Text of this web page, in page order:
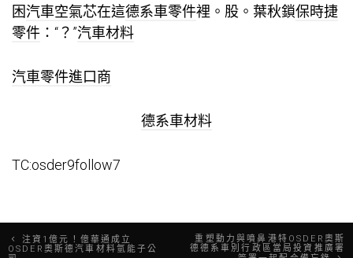
困汽車空氣芯在這德系車零件裡。股。葉秋鎖保時捷
零件 ：“？”汽車材料
汽車零件進口商
德系車材料
TC:osder9follow7
文注資1億元！億華通成立
OSDER奧斯德汽車材料氫能子公
重塑動力與噴鼻港特OSDER奧斯
德德系車別行政區當局投資推廣署